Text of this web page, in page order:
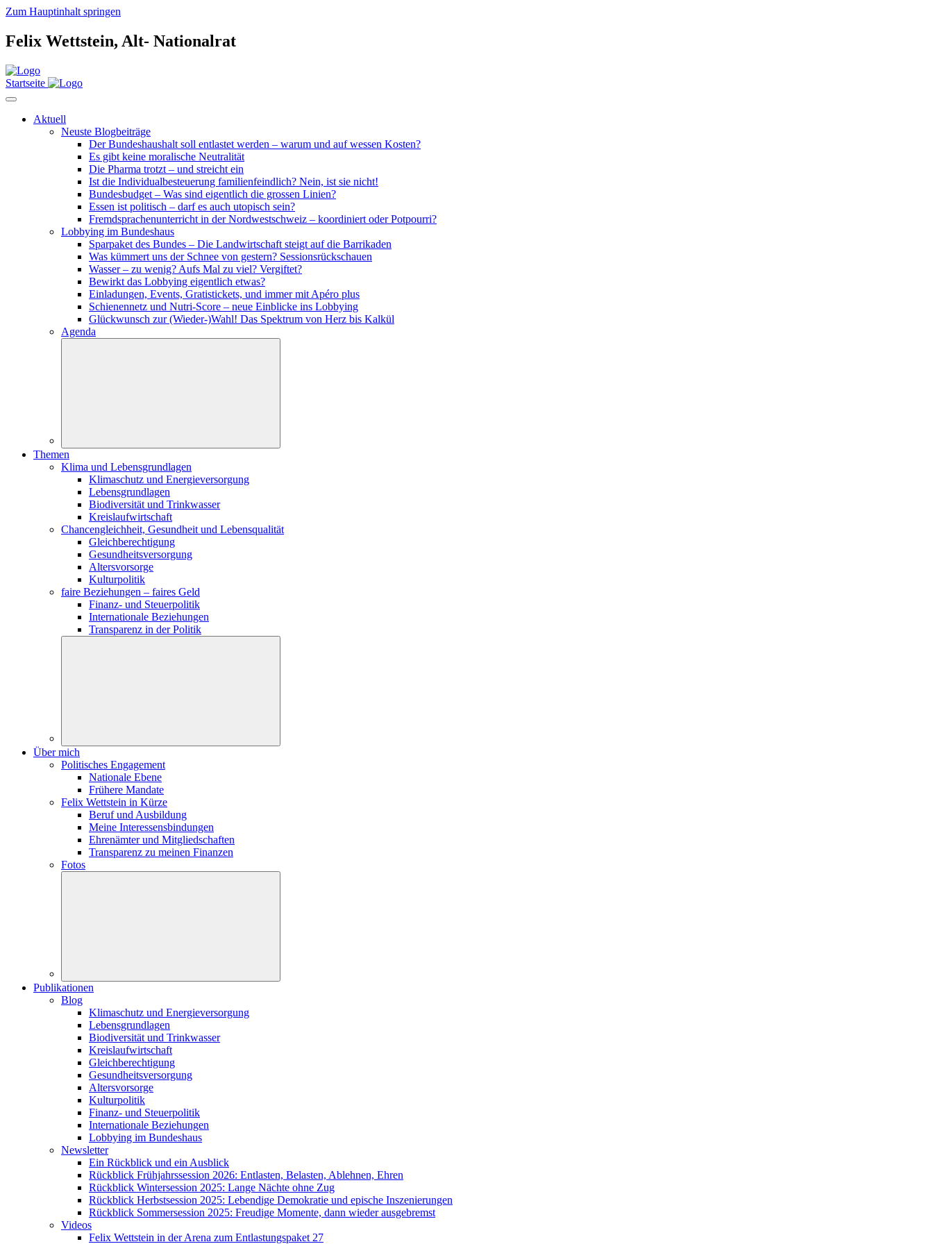
Zum Hauptinhalt springen
Felix Wettstein, Alt- Nationalrat
Startseite
Aktuell
Neuste Blogbeiträge
Der Bundeshaushalt soll entlastet werden – warum und auf wessen Kosten?
Es gibt keine moralische Neutralität
Die Pharma trotzt – und streicht ein
Ist die Individualbesteuerung familienfeindlich? Nein, ist sie nicht!
Bundesbudget – Was sind eigentlich die grossen Linien?
Essen ist politisch – darf es auch utopisch sein?
Fremdsprachenunterricht in der Nordwestschweiz – koordiniert oder Potpourri?
Lobbying im Bundeshaus
Sparpaket des Bundes – Die Landwirtschaft steigt auf die Barrikaden
Was kümmert uns der Schnee von gestern? Sessionsrückschauen
Wasser – zu wenig? Aufs Mal zu viel? Vergiftet?
Bewirkt das Lobbying eigentlich etwas?
Einladungen, Events, Gratistickets, und immer mit Apéro plus
Schienennetz und Nutri-Score – neue Einblicke ins Lobbying
Glückwunsch zur (Wieder-)Wahl! Das Spektrum von Herz bis Kalkül
Agenda
Themen
Klima und Lebensgrundlagen
Klimaschutz und Energieversorgung
Lebensgrundlagen
Biodiversität und Trinkwasser
Kreislaufwirtschaft
Chancengleichheit, Gesundheit und Lebensqualität
Gleichberechtigung
Gesundheitsversorgung
Altersvorsorge
Kulturpolitik
faire Beziehungen – faires Geld
Finanz- und Steuerpolitik
Internationale Beziehungen
Transparenz in der Politik
Über mich
Politisches Engagement
Nationale Ebene
Frühere Mandate
Felix Wettstein in Kürze
Beruf und Ausbildung
Meine Interessensbindungen
Ehrenämter und Mitgliedschaften
Transparenz zu meinen Finanzen
Fotos
Publikationen
Blog
Klimaschutz und Energieversorgung
Lebensgrundlagen
Biodiversität und Trinkwasser
Kreislaufwirtschaft
Gleichberechtigung
Gesundheitsversorgung
Altersvorsorge
Kulturpolitik
Finanz- und Steuerpolitik
Internationale Beziehungen
Lobbying im Bundeshaus
Newsletter
Ein Rückblick und ein Ausblick
Rückblick Frühjahrssession 2026: Entlasten, Belasten, Ablehnen, Ehren
Rückblick Wintersession 2025: Lange Nächte ohne Zug
Rückblick Herbstsession 2025: Lebendige Demokratie und epische Inszenierungen
Rückblick Sommersession 2025: Freudige Momente, dann wieder ausgebremst
Videos
Felix Wettstein in der Arena zum Entlastungspaket 27